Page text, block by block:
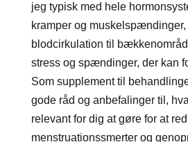
jeg typisk med hele
kramper og muskelspændinger,
blodcirkulation til
stress og spændinger, der kan
Som supplement til
gode råd og anbefalinger til,
relevant for dig at gøre for at
menstruationssmerter og